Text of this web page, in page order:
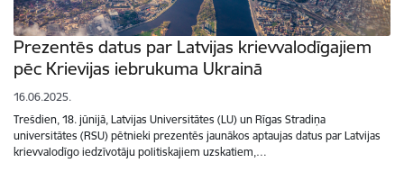
Prezentēs datus par Latvijas krievvalodīgajiem
pēc Krievijas iebrukuma Ukrainā
16.06.2025.
Trešdien, 18. jūnijā, Latvijas Universitātes (LU) un Rīgas Stradiņa
universitātes (RSU) pētnieki prezentēs jaunākos aptaujas datus par Latvijas
krievvalodīgo iedzīvotāju politiskajiem uzskatiem,…